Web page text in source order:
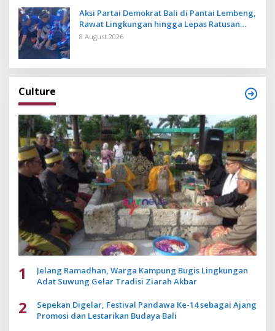
Aksi Partai Demokrat Bali di Pantai Lembeng,
Rawat Lingkungan hingga Lepas Ratusan
Tukik Bedawang Nala
8 August 2026
Culture
1
Jelang Ramadhan, Warga Kampung Bugis Lingkungan
Adat Suwung Gelar Tradisi Ziarah Akbar
2
Sepekan Digelar, Festival Pandawa Ke-14 sebagai Ajang
Promosi dan Lestarikan Budaya Bali